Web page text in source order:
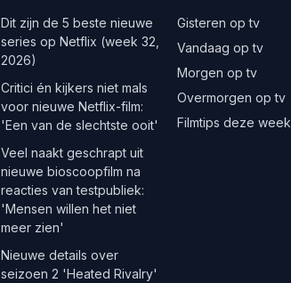
Dit zijn de 5 beste nieuwe
series op Netflix (week 32,
2026)
Critici én kijkers niet mals
voor nieuwe Netflix-film:
'Een van de slechtste ooit'
Veel naakt geschrapt uit
nieuwe bioscoopfilm na
reacties van testpubliek:
'Mensen willen het niet
meer zien'
Nieuwe details over
seizoen 2 'Heated Rivalry'
Gisteren op tv
Vandaag op tv
Morgen op tv
Overmorgen op tv
Filmtips deze week